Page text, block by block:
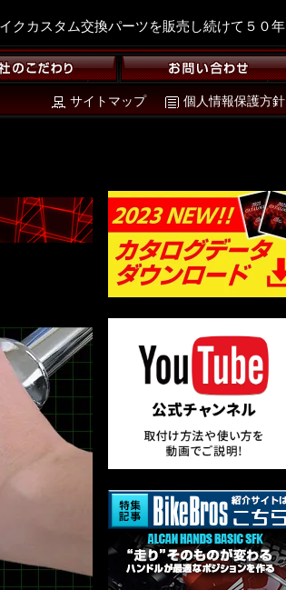
クカスタム交換パーツを販売し続けて５０年
サイトマップ 個人情報保護方針